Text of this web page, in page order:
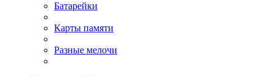
Батарейки
Карты памяти
Разные мелочи